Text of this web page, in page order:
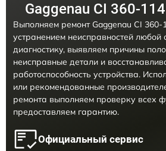
Gaggenau CI 360-
Выполняем ремонт Gaggenau CI 360-
устранением неисправностей
диагностику, выявляем причины
неисправные детали и
работоспособность устройства.
или рекомендованные
ремонта выполняем проверку всех
предоставляем гарантию.
Официальный сервис